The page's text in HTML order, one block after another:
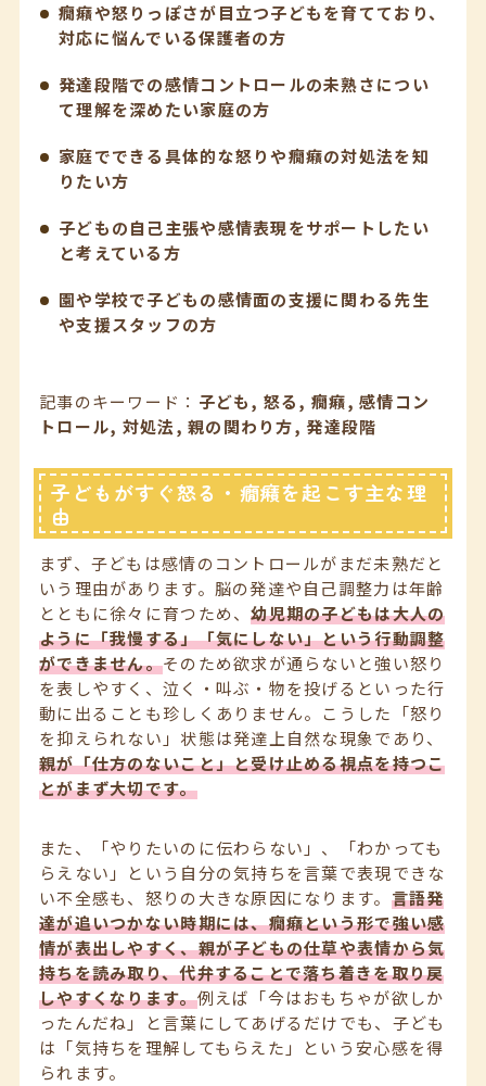
癇癪や怒りっぽさが目立つ子どもを育てており、
対応に悩んでいる保護者の方
発達段階での感情コントロールの未熟さについ
て理解を深めたい家庭の方
家庭でできる具体的な怒りや癇癪の対処法を知
りたい方
子どもの自己主張や感情表現をサポートしたい
と考えている方
園や学校で子どもの感情面の支援に関わる先生
や支援スタッフの方
記事のキーワード： 子ども, 怒る, 癇癪, 感情コン
トロール, 対処法, 親の関わり方, 発達段階
子どもがすぐ怒る・癇癪を起こす主な理
由
まず、子どもは感情のコントロールがまだ未熟だと
いう理由があります。脳の発達や自己調整力は年齢
とともに徐々に育つため、幼児期の子どもは大人の
ように「我慢する」「気にしない」という行動調整
ができません。そのため欲求が通らないと強い怒り
を表しやすく、泣く・叫ぶ・物を投げるといった行
動に出ることも珍しくありません。こうした「怒り
を抑えられない」状態は発達上自然な現象であり、
親が「仕方のないこと」と受け止める視点を持つこ
とがまず大切です。
また、「やりたいのに伝わらない」、「わかっても
らえない」という自分の気持ちを言葉で表現できな
い不全感も、怒りの大きな原因になります。 言語発
達が追いつかない時期には、癇癪という形で強い感
情が表出しやすく、親が子どもの仕草や表情から気
持ちを読み取り、代弁することで落ち着きを取り戻
しやすくなります。例えば「今はおもちゃが欲しか
ったんだね」と言葉にしてあげるだけでも、子ども
は「気持ちを理解してもらえた」という安心感を得
られます。